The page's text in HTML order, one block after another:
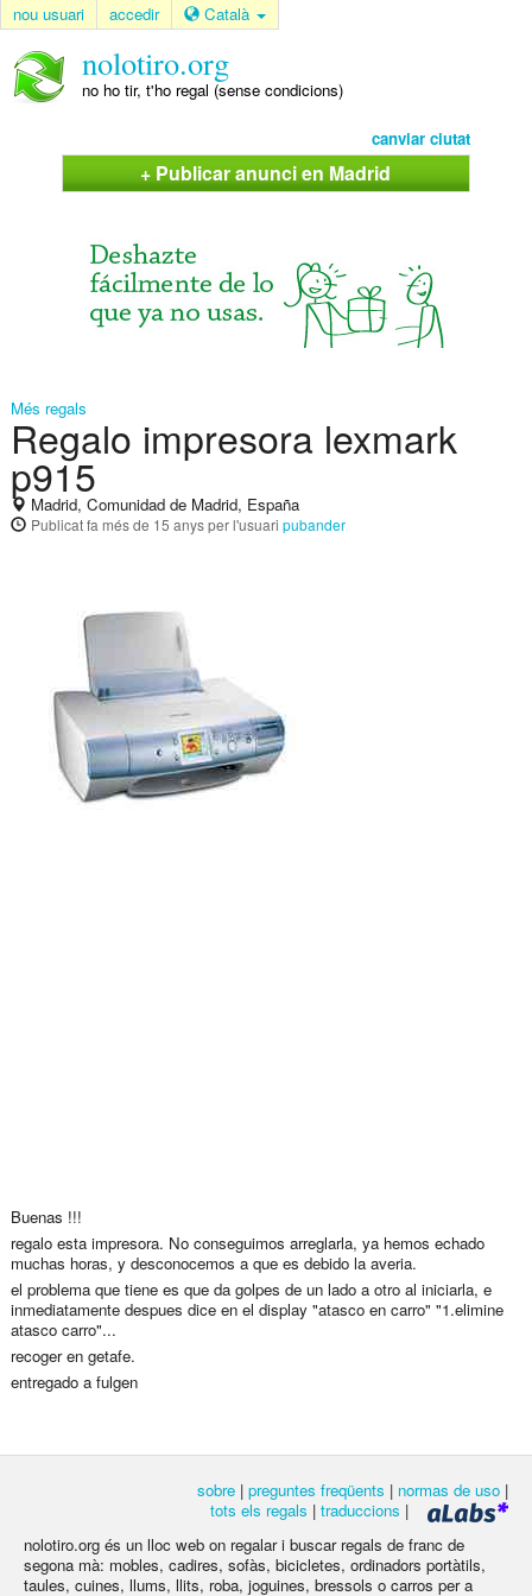
nou usuari accedir Català
nolotiro.org
no ho tir, t'ho regal (sense condicions)
canviar ciutat
+ Publicar anunci en Madrid
Més regals
Regalo impresora lexmark
p915
Madrid, Comunidad de Madrid, España
Publicatfa més de 15 anysper l'usuari pubander
Buenas !!!
regalo esta impresora. No conseguimos arreglarla, ya hemos echado
muchas horas, y desconocemos a que es debido la averia.
el problema que tiene es que da golpes de un lado a otro al iniciarla, e
inmediatamente despues dice en el display "atasco en carro" "1.elimine
atasco carro"...
recoger en getafe.
entregado a fulgen
sobre | preguntes freqüents | normas de uso |
tots els regals | traduccions |
nolotiro.org és un lloc web on regalar i buscar regals de franc de
segona mà: mobles, cadires, sofàs, bicicletes, ordinadors portàtils,
taules, cuines, llums, llits, roba, joguines, bressols o carros per a